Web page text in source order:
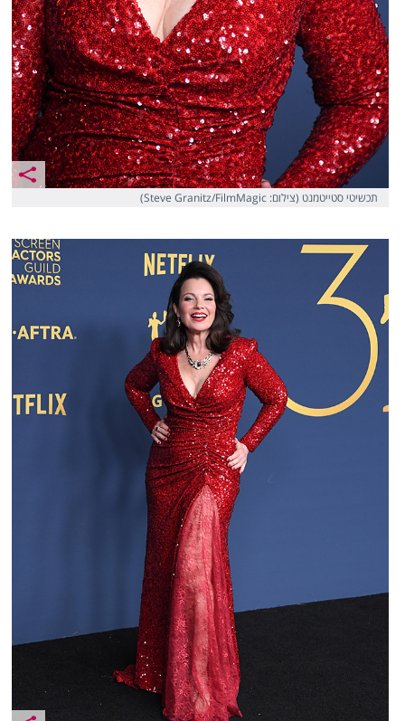
תכשיטי סטייטמנט (צילום: Steve Granitz/FilmMagic)